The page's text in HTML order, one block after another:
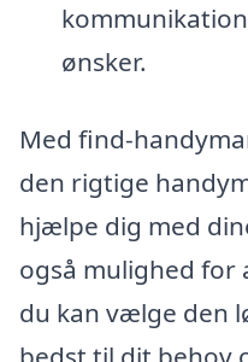
ønsker.
Med find-
den rigtige
hjælpe dig med
også mulighed for
du kan vælge den